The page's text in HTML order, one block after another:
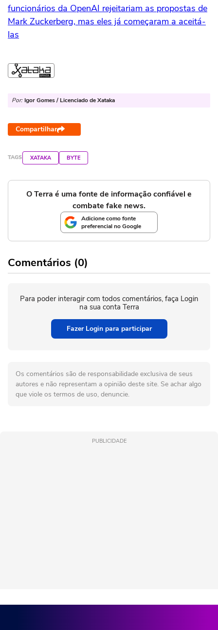
funcionários da OpenAI rejeitariam as propostas de
Mark Zuckerberg, mas eles já começaram a aceitá-
las
Por: Igor Gomes / Licenciado de Xataka
Compartilhar
TAGS XATAKA BYTE
O Terra é uma fonte de informação confiável e
combate fake news.
Adicione como fonte
preferencial no Google
Comentários (0)
Para poder interagir com todos comentários, faça Login
na sua conta Terra
Fazer Login para participar
Os comentários são de responsabilidade exclusiva de seus
autores e não representam a opinião deste site. Se achar algo
que viole os termos de uso, denuncie.
PUBLICIDADE